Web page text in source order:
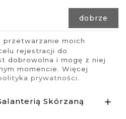
przetwarzanie moich
rejestracji do
dobrowolna i mogę z niej
momencie. Więcej
prywatności.
Skórzaną 